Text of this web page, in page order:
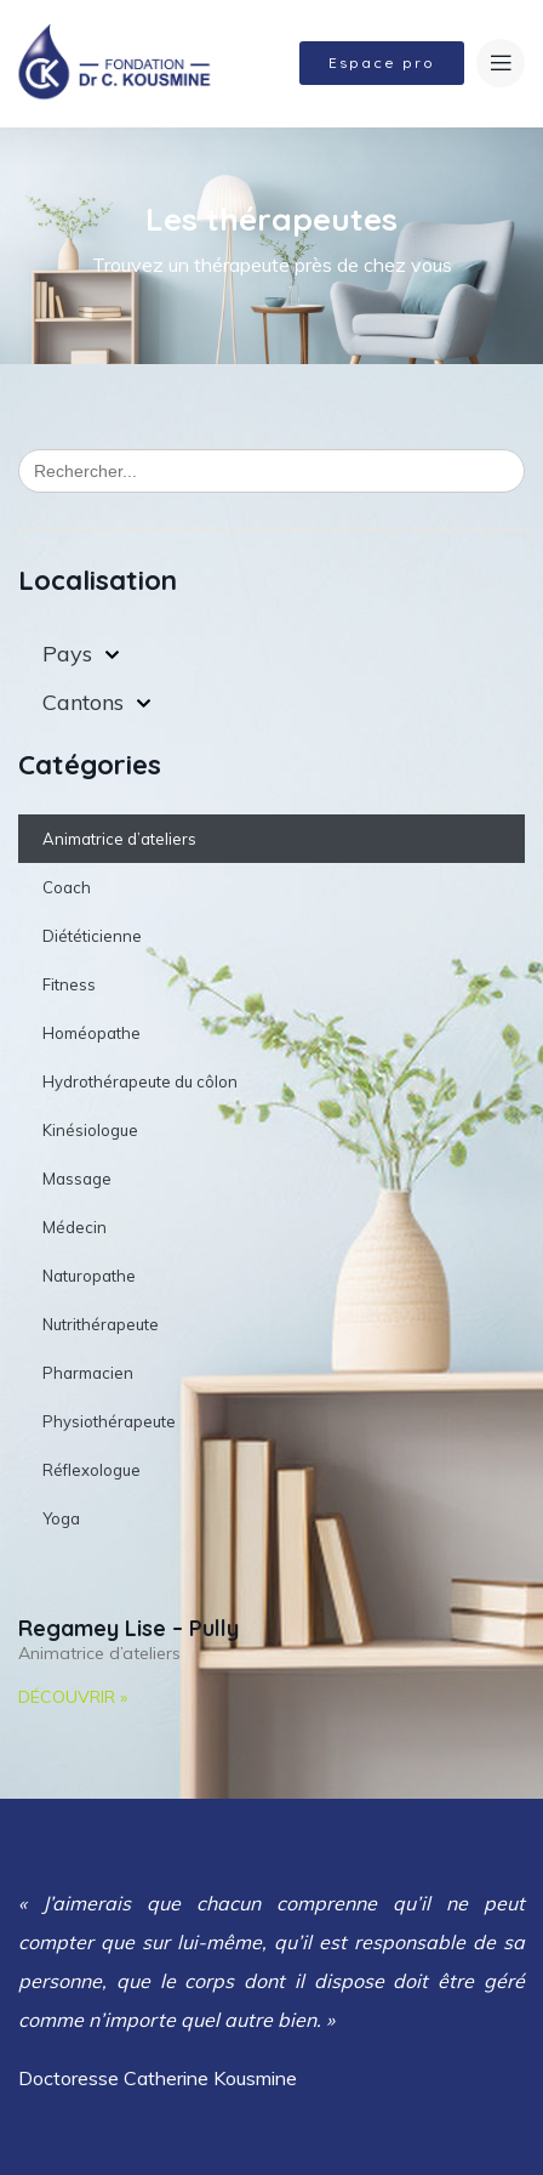
Espace pro
Les thérapeutes
Trouvez un thérapeute près de chez vous
Search
for:
Localisation
Pays
Cantons
Catégories
Animatrice d’ateliers
Coach
Diététicienne
Fitness
Homéopathe
Hydrothérapeute du côlon
Kinésiologue
Massage
Médecin
Naturopathe
Nutrithérapeute
Pharmacien
Physiothérapeute
Réflexologue
Yoga
Regamey Lise – Pully
Animatrice d’ateliers
DÉCOUVRIR »
« J’aimerais que chacun comprenne qu’il ne peut
compter que sur lui-même, qu’il est responsable de sa
personne, que le corps dont il dispose doit être géré
comme n’importe quel autre bien. »
Doctoresse Catherine Kousmine